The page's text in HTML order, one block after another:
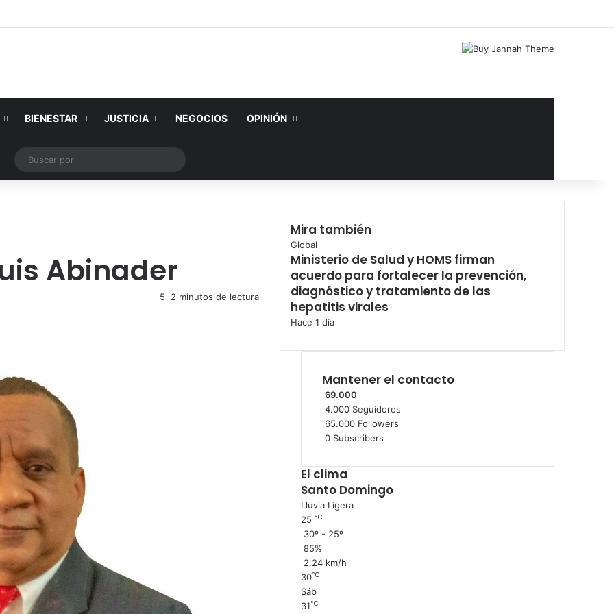
BIENESTAR JUSTICIA NEGOCIOS OPINIÓN
al azar
Switch skin
por
Abinader
5
2 minutos de lectura
Mira también
Cerrar
Global
Ministerio de Salud y HOMS firman
acuerdo para fortalecer la prevención,
diagnóstico y tratamiento de las
hepatitis virales
Hace 1 día
Mantener el contacto
69.000
4.000 Seguidores
65.000 Followers
0 Subscribers
El clima
Santo Domingo
Lluvia Ligera
25 ℃
30º - 25º
85%
2.24 km/h
30℃
Sáb
31℃